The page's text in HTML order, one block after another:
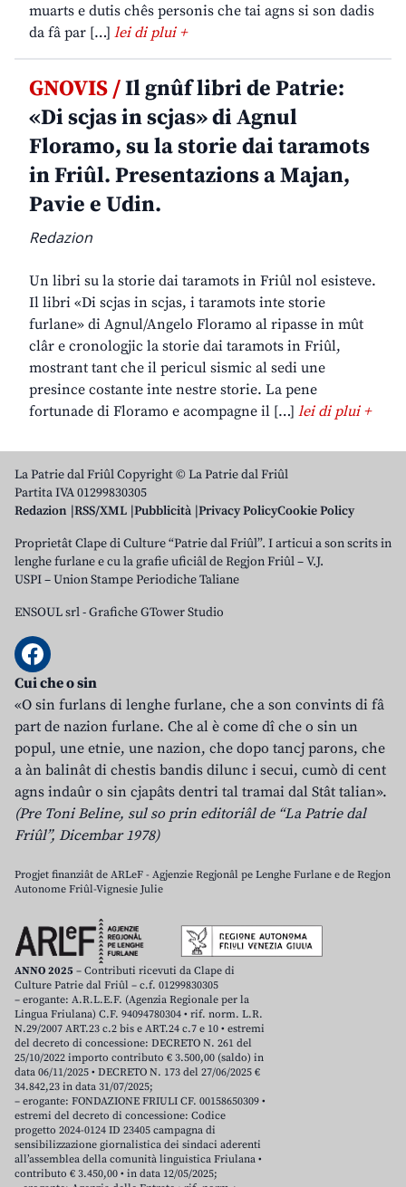
muarts e dutis chês personis che tai agns si son dadis
da fâ par […] lei di plui +
GNOVIS /Il gnûf libri de Patrie:
«Di scjas in scjas» di Agnul
Floramo, su la storie dai taramots
in Friûl. Presentazions a Majan,
Pavie e Udin.
Redazion
Un libri su la storie dai taramots in Friûl nol esisteve.
Il libri «Di scjas in scjas, i taramots inte storie
furlane» di Agnul/Angelo Floramo al ripasse in mût
clâr e cronologjic la storie dai taramots in Friûl,
mostrant tant che il pericul sismic al sedi une
presince costante inte nestre storie. La pene
fortunade di Floramo e acompagne il […] lei di plui +
La Patrie dal Friûl Copyright © La Patrie dal Friûl
Partita IVA 01299830305
Redazion RSS/XML Pubblicità Privacy PolicyCookie Policy
Proprietât Clape di Culture “Patrie dal Friûl”. I articui a son scrits in
lenghe furlane e cu la grafie uficiâl de Regjon Friûl – V.J.
USPI – Union Stampe Periodiche Taliane
ENSOUL srl-Grafiche GTower Studio
Cui che o sin
«O sin furlans di lenghe furlane, che a son convints di fâ
part de nazion furlane. Che al è come dî che o sin un
popul, une etnie, une nazion, che dopo tancj parons, che
a àn balinât di chestis bandis dilunc i secui, cumò di cent
agns indaûr o sin cjapâts dentri tal tramai dal Stât talian».
(Pre Toni Beline, sul so prin editoriâl de “La Patrie dal
Friûl”, Dicembar 1978)
Progjet finanziât de ARLeF - Agjenzie Regjonâl pe Lenghe Furlane e de Regjon
Autonome Friûl-Vignesie Julie
ANNO 2025 – Contributi ricevuti da Clape di
Culture Patrie dal Friûl – c.f. 01299830305
– erogante: A.R.L.E.F. (Agenzia Regionale per la
Lingua Friulana) C.F. 94094780304 • rif. norm. L.R.
N.29/2007 ART.23 c.2 bis e ART.24 c.7 e 10 • estremi
del decreto di concessione: DECRETO N. 261 del
25/10/2022 importo contributo € 3.500,00 (saldo) in
data 06/11/2025 • DECRETO N. 173 del 27/06/2025 €
34.842,23 in data 31/07/2025;
– erogante: FONDAZIONE FRIULI CF. 00158650309 •
estremi del decreto di concessione: Codice
progetto 2024-0124 ID 23405 campagna di
sensibilizzazione giornalistica dei sindaci aderenti
all’assemblea della comunità linguistica Friulana •
contributo € 3.450,00 • in data 12/05/2025;